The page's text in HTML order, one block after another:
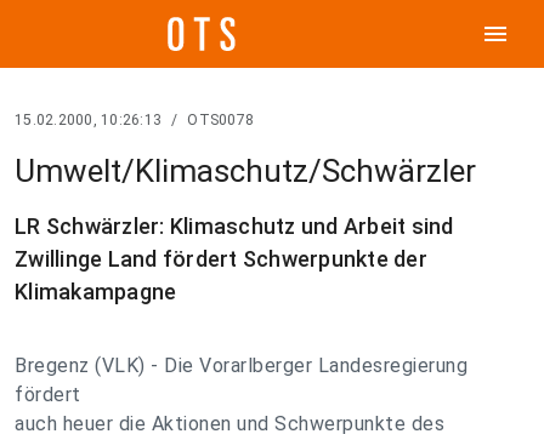
menu
15.02.2000, 10:26:13 / OTS0078
Umwelt/Klimaschutz/Schwärzler
LR Schwärzler: Klimaschutz und Arbeit sind
Zwillinge Land fördert Schwerpunkte der
Klimakampagne
Bregenz (VLK) - Die Vorarlberger Landesregierung
fördert
auch heuer die Aktionen und Schwerpunkte des